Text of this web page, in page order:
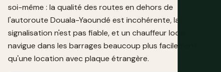
soi-même : la qualité des routes en dehors de
l'autoroute Douala-Yaoundé est incohérente, la
signalisation n'est pas fiable, et un chauffeur local
navigue dans les barrages beaucoup plus facilement
qu'une location avec plaque étrangère.